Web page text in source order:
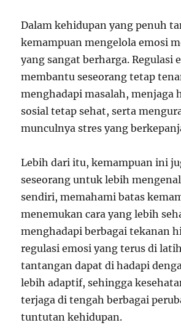
Dalam kehidupan yang penuh
kemampuan mengelola emosi
yang sangat berharga. Regulasi
membantu seseorang tetap
menghadapi masalah, menjaga
sosial tetap sehat, serta
munculnya stres yang
Lebih dari itu, kemampuan ini
seseorang untuk lebih
sendiri, memahami batas
menemukan cara yang lebih
menghadapi berbagai tekanan
regulasi emosi yang terus di
tantangan dapat di hadapi
lebih adaptif, sehingga
terjaga di tengah berbagai
tuntutan kehidupan.